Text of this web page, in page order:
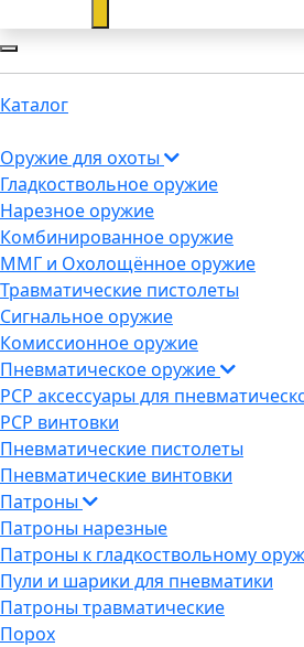
Каталог
Оружие для охоты
Гладкоствольное оружие
Нарезное оружие
Комбинированное оружие
ММГ и Охолощённое оружие
Травматические пистолеты
Сигнальное оружие
Комиссионное оружие
Пневматическое оружие
PCP аксессуары для
PCP винтовки
Пневматические пистолеты
Пневматические винтовки
Патроны
Патроны нарезные
Патроны к гладкоствольному
Пули и шарики для пневматики
Патроны травматические
Порох